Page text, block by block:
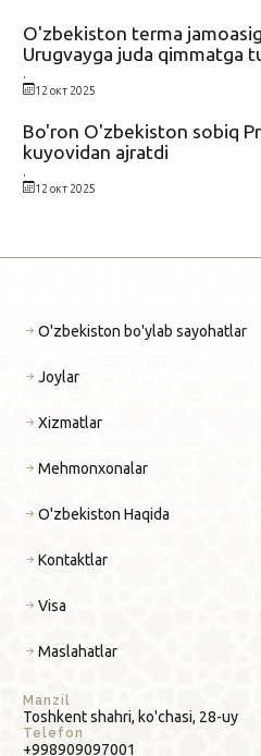
O'zbekiston terma
Urugvayga juda qimmatga
.
12 окт 2025
Bo'ron O'zbekiston sobiq
kuyovidan ajratdi
.
12 окт 2025
Manzil
Toshkent shahri, ko'chasi, 28-uy
Telefon
+998909097001
O'zbekiston bo'ylab sayohatlar
Joylar
Xizmatlar
Mehmonxonalar
O'zbekiston Haqida
Kontaktlar
Visa
Maslahatlar